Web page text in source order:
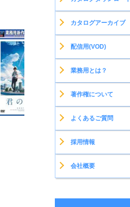
カタログアーカイブ
配信用(VOD)
業務用とは？
著作権について
よくあるご質問
採用情報
会社概要